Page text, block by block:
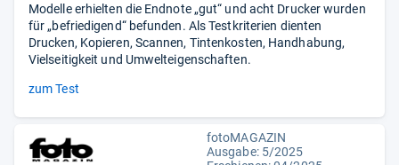
Modelle erhielten die Endnote „gut“ und acht Drucker wurden
für „befriedigend“ befunden. Als Testkriterien dienten
Drucken, Kopieren, Scannen, Tintenkosten, Handhabung,
Vielseitigkeit und Umwelteigenschaften.
zum Test
fotoMAGAZIN
Ausgabe: 5/2025